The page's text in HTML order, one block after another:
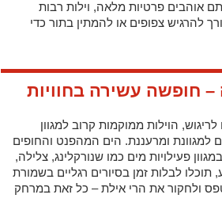
אוהבים פרטיות מלאה, וילות רבות
להרגיש צפופים או להמתין בתור כדי
חופשה עשירה בחוויות
הוילות ממוקמות קרוב למגוון
ומרעננת. הים המהפנט והחופים
פעילויות מים כמו שנורקלינג, צלילה,
לבלות זמן בסיורים רגליים בשמורת
ולחקור את הרי אילת – כל זאת במרחק